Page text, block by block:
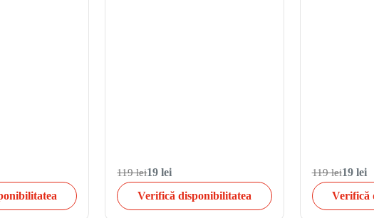
119 lei19 lei
Verifică disponibilitatea
119 lei19 lei
Verifică